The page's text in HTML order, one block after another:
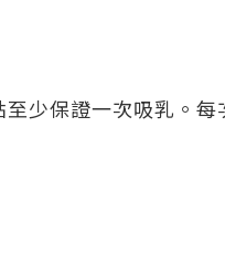
少保證一次吸乳。